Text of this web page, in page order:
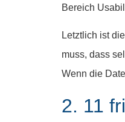
Bereich
Letztlich ist
muss, dass
Wenn die
2. 11